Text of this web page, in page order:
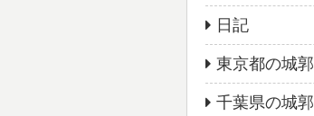
日記
東京都の城郭
千葉県の城郭